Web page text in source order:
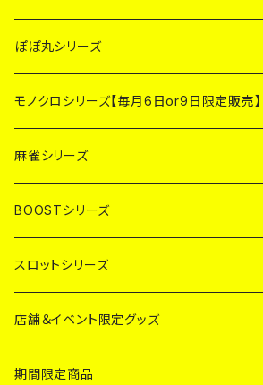
ぽぽ丸シリーズ
モノクロシリーズ【毎月6日or9日限定販売】
麻雀シリーズ
BOOSTシリーズ
スロットシリーズ
店舗＆イベント限定グッズ
期間限定商品